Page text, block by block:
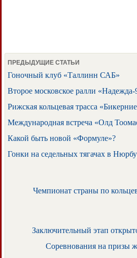
ПРЕДЫДУЩИЕ СТАТЬИ
Гоночный клуб «Таллинн САБ»
Второе московское ралли «Надежда-
Рижская кольцевая трасса
Международная встреча «Олд
Какой быть новой «Формуле»?
Гонки на седельных тягачах в
Чемпионат страны по
Заключительный этап
Соревнования на призы